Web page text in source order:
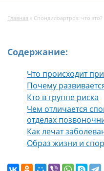
Главная » Спондилоартроз: что это?
Содержание:
Что происходит
Почему
Кто в группе риска
Чем отличается
отделах
Как лечат
Образ жизни и